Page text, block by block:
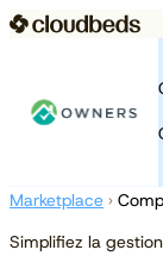
Marketplace ›
Simplifiez la